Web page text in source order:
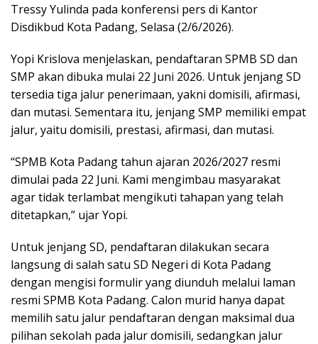
Tressy Yulinda pada konferensi pers di Kantor
Disdikbud Kota Padang, Selasa (2/6/2026).
Yopi Krislova menjelaskan, pendaftaran SPMB SD dan
SMP akan dibuka mulai 22 Juni 2026. Untuk jenjang SD
tersedia tiga jalur penerimaan, yakni domisili, afirmasi,
dan mutasi. Sementara itu, jenjang SMP memiliki empat
jalur, yaitu domisili, prestasi, afirmasi, dan mutasi.
“SPMB Kota Padang tahun ajaran 2026/2027 resmi
dimulai pada 22 Juni. Kami mengimbau masyarakat
agar tidak terlambat mengikuti tahapan yang telah
ditetapkan,” ujar Yopi.
Untuk jenjang SD, pendaftaran dilakukan secara
langsung di salah satu SD Negeri di Kota Padang
dengan mengisi formulir yang diunduh melalui laman
resmi SPMB Kota Padang. Calon murid hanya dapat
memilih satu jalur pendaftaran dengan maksimal dua
pilihan sekolah pada jalur domisili, sedangkan jalur